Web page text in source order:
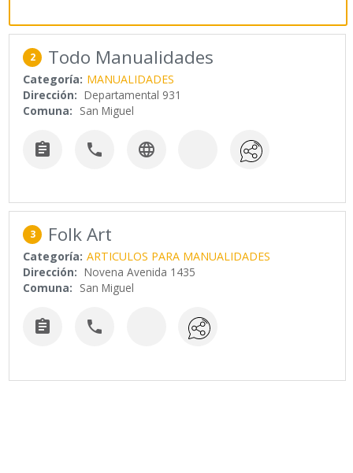
2 Todo Manualidades
Categoría: MANUALIDADES
Dirección: Departamental 931
Comuna: San Miguel
  
3 Folk Art
Categoría: ARTICULOS PARA MANUALIDADES
Dirección: Novena Avenida 1435
Comuna: San Miguel
 